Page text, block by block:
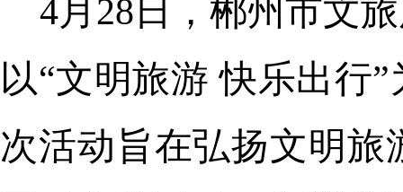
4月28日，郴州市文
以“文明旅游 快乐出行
次活动旨在弘扬文明